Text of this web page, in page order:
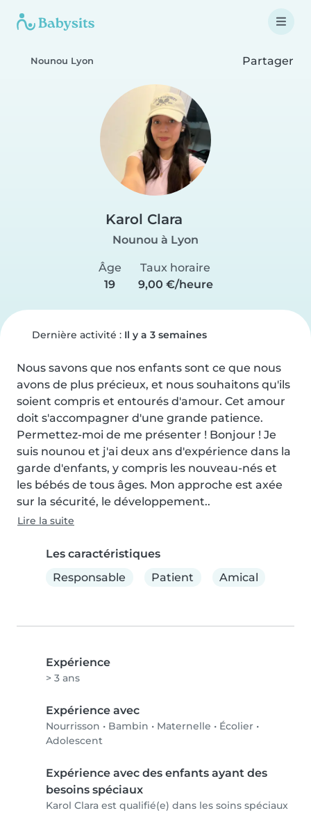
Nounou Lyon Partager
Karol Clara
Nounou à Lyon
Âge
19
Taux horaire
9,00 €/heure
Dernière activité : Il y a 3 semaines
Nous savons que nos enfants sont ce que nous
avons de plus précieux, et nous souhaitons qu'ils
soient compris et entourés d'amour. Cet amour
doit s'accompagner d'une grande patience.
Permettez-moi de me présenter ! Bonjour ! Je
suis nounou et j'ai deux ans d'expérience dans la
garde d'enfants, y compris les nouveau-nés et
les bébés de tous âges. Mon approche est axée
sur la sécurité, le développement..
Lire la suite
Les caractéristiques
Responsable
Patient Amical
Expérience
> 3 ans
Expérience avec
Nourrisson • Bambin • Maternelle • Écolier •
Adolescent
Expérience avec des enfants ayant des
besoins spéciaux
Karol Clara est qualifié(e) dans les soins spéciaux